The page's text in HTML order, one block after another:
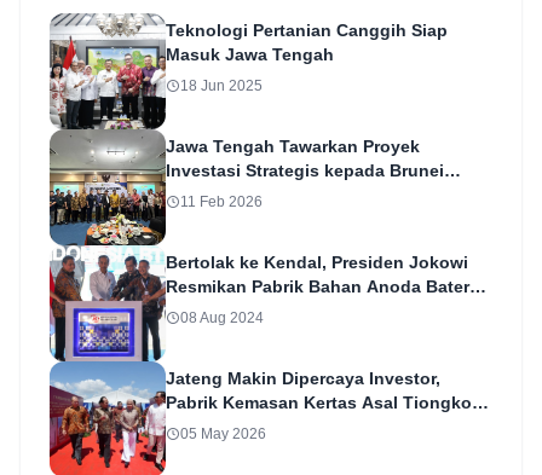
Teknologi Pertanian Canggih Siap
Masuk Jawa Tengah
18 Jun 2025
Jawa Tengah Tawarkan Proyek
Investasi Strategis kepada Brunei
Darussalam
11 Feb 2026
Bertolak ke Kendal, Presiden Jokowi
Resmikan Pabrik Bahan Anoda Baterai
Lithium
08 Aug 2024
Jateng Makin Dipercaya Investor,
Pabrik Kemasan Kertas Asal Tiongkok
Berinvestasi di Kendal
05 May 2026